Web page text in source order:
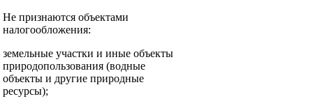
Не признаются объектами
налогообложения:
земельные участки и иные объекты
природопользования (водные
объекты и другие природные
ресурсы);